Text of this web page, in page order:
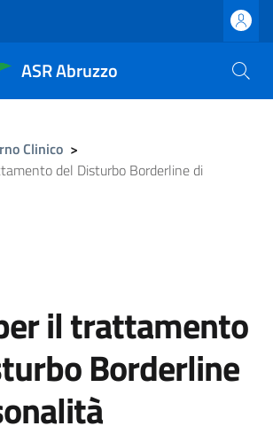
ASR Abruzzo
Clinico >
del Disturbo Borderline di
il trattamento
Borderline